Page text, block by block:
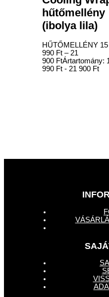
hűtőmellény
(ibolya lila)
HŰTŐMELLÉNY 15
990 Ft – 21
900 FtÁrtartomány:
990 Ft - 21 900 Ft